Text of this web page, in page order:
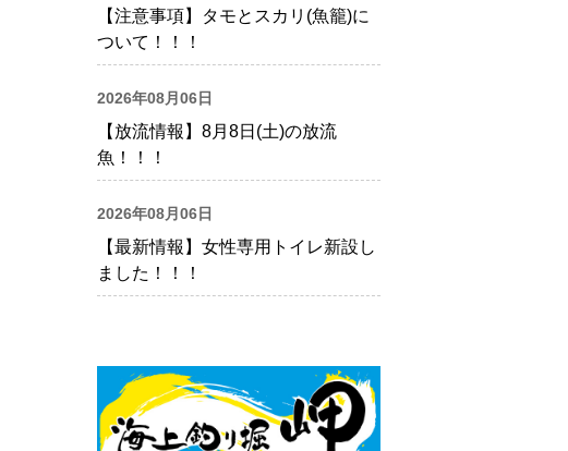
【注意事項】タモとスカリ(魚籠)に
ついて！！！
2026年08月06日
【放流情報】8月8日(土)の放流
魚！！！
2026年08月06日
【最新情報】女性専用トイレ新設し
ました！！！